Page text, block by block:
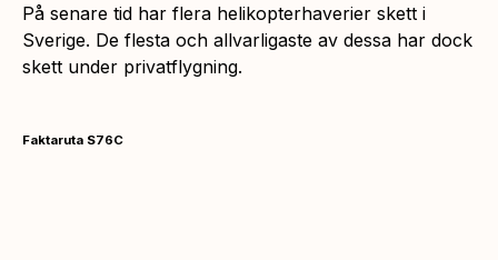
På senare tid har flera helikopterhaverier skett i
Sverige. De flesta och allvarligaste av dessa har dock
skett under privatflygning.
Faktaruta S76C